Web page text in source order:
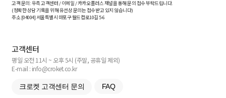
고객 문의: 우측 고객센터 / 이메일 / 카카오플러스 채널을 통해 문의 접수 부탁드립니다.
(정확한 상담 기록을 위해 유선상 문의는 접수받고 있지 않습니다)
주소 [04004] 서울특별시 마포구 월드컵로10길5-6
고객센터
평일 오전 11시 ~ 오후 5시 (주말, 공휴일 제외)
E-mail : info@croket.co.kr
크로켓 고객센터 문의 FAQ